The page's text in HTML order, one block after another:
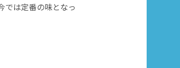
では定番の味となっ